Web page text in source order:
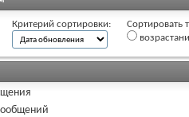
Критерий сортировки:
Сортировать